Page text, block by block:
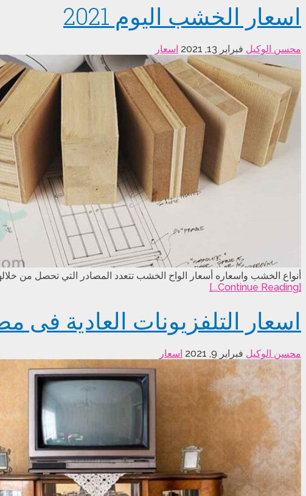
اسعار الخشب اليوم 2021
محسن الوكيل فبراير 13, 2021 اسعار
أنواع الخشب واسعاره أسعار الواح الخشب تتعدد المصادر التي تحصل من
[Continue Reading...]
اسعار التلفزيونات العادية فى مصر
محسن الوكيل فبراير 9, 2021 اسعار